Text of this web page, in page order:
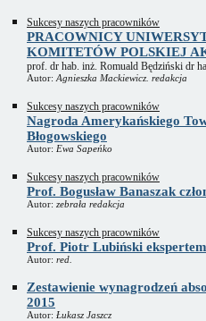
Sukcesy naszych pracowników
PRACOWNICY
KOMITETÓW POLSKIEJ
prof. dr hab. inż. Romuald Będziński dr
Autor: Agnieszka Mackiewicz. redakcja
Sukcesy naszych pracowników
Nagroda Amerykańskiego
Błogowskiego
Autor: Ewa Sapeńko
Sukcesy naszych pracowników
Prof. Bogusław Banaszak
Autor: zebrała redakcja
Sukcesy naszych pracowników
Prof. Piotr Lubiński
Autor: red.
Zestawienie wynagrodzeń
2015
Autor: Łukasz Jaszcz